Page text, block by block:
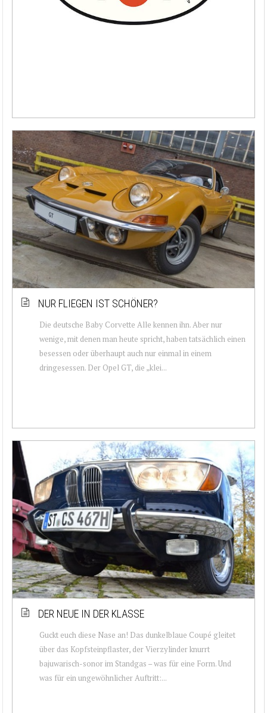
NUR FLIEGEN IST SCHÖNER?
Die deutsche Baby Corvette Alle kennen ihn. Aber nur
wenige, mit denen man heute spricht, haben tatsächlich einen
besessen oder überhaupt auch nur einmal in einem
dringesessen. Der Opel GT, die „klei...
DER NEUE IN DER KLASSE
Guckt euch diese Nase an! Das dunkelblaue Coupé gleitet
über das Kopfsteinpflaster, der Vierzylinder knurrt
bajuwarisch-sonor im Standgas – was für eine Form. Und
was für ein ungewöhnlicher Auftritt:...